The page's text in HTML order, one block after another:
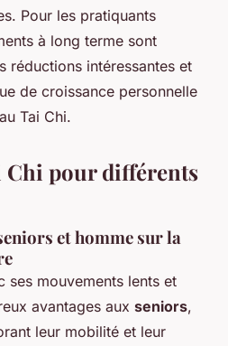
Pour les pratiquants
à long terme sont
réductions intéressantes et
de croissance personnelle
Tai Chi.
Chi pour différents
et homme sur la
ses mouvements lents et
avantages aux seniors,
leur mobilité et leur